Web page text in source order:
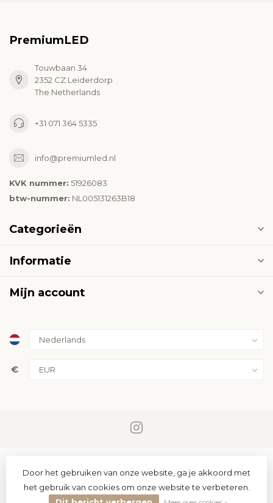
PremiumLED
Touwbaan 34
2352 CZ Leiderdorp
The Netherlands
+31 071 364 5335
info@premiumled.nl
KVK nummer: 51926083
btw-nummer: NL005131263B18
Categorieën
Informatie
Mijn account
€
Door het gebruiken van onze website, ga je akkoord met
het gebruik van cookies om onze website te verbeteren.